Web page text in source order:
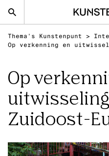
nl en
Advies
Calls
Agenda
Onderzoek
Thema's Kunstenpunt >
Op verkenning en
Op
Zuidoost-